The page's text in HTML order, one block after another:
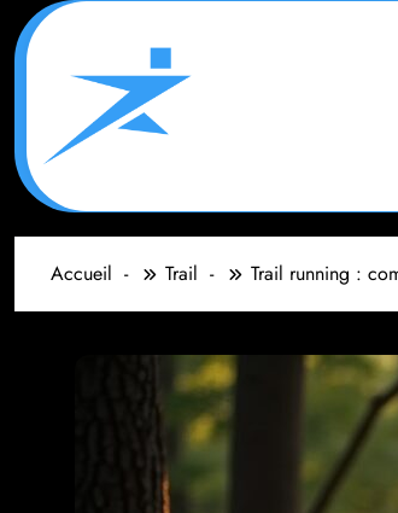
Aller
au
contenu
Accueil Trail Trail running :